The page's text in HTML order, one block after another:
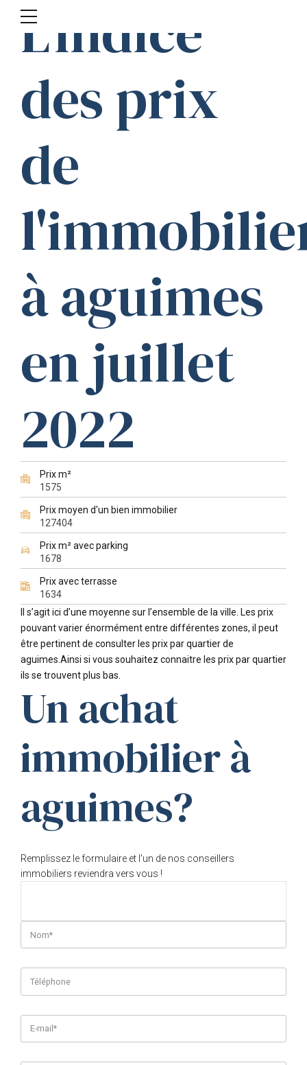
L'indice
des prix
de
à aguimes
en juillet
2022
Prix m²
1575
Prix moyen d'un bien immobilier
127404
Prix m² avec parking
1678
Prix avec terrasse
1634
Il s’agit ici d’une moyenne sur l’ensemble de la ville. Les prix
pouvant varier énormément entre différentes zones, il peut
être pertinent de consulter les prix par quartier de
aguimes.Ainsi si vous souhaitez connaitre les prix par quartier
ils se trouvent plus bas.
Un achat
immobilier à
aguimes?
Remplissez le formulaire et l'un de nos conseillers
immobiliers reviendra vers vous !